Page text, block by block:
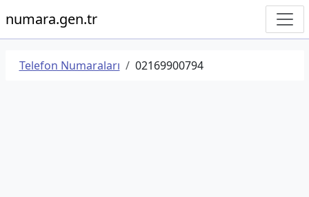
numara.gen.tr
Telefon Numaraları 02169900794